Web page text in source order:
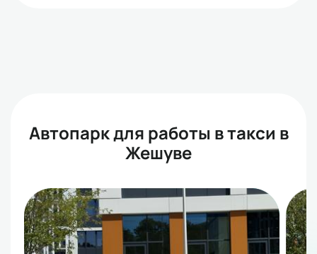
Автопарк для работы в такси в
Жешуве